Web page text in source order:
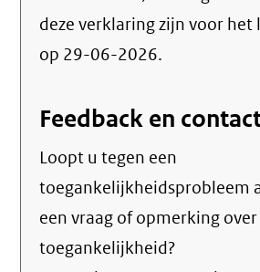
deze verklaring zijn voor het
op 29-06-2026.
Feedback en
Loopt u tegen een
toegankelijkheidsprobleem
een vraag of opmerking over
toegankelijkheid?